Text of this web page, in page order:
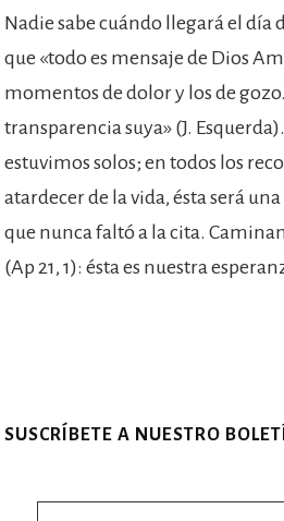
Nadie sabe cuándo llegará el día
que «todo es mensaje de Dios
momentos de dolor y los de
transparencia suya» (J.
estuvimos solos; en todos los
atardecer de la vida, ésta será
que nunca faltó a la cita.
(Ap 21, 1): ésta es nuestra
SUSCRÍBETE A NUESTRO